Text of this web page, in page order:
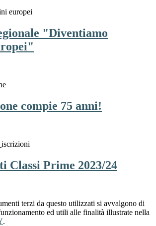
"Diventiamo
compie 75 anni!
Classi Prime 2023/24
terzi da questo utilizzati si avvalgono di
ed utili alle finalità illustrate nella
.